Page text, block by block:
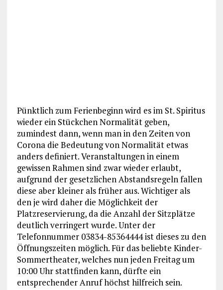
Pünktlich zum Ferienbeginn wird es im St. Spiritus
wieder ein Stückchen Normalität geben,
zumindest dann, wenn man in den Zeiten von
Corona die Bedeutung von Normalität etwas
anders definiert. Veranstaltungen in einem
gewissen Rahmen sind zwar wieder erlaubt,
aufgrund der gesetzlichen Abstandsregeln fallen
diese aber kleiner als früher aus. Wichtiger als
den je wird daher die Möglichkeit der
Platzreservierung, da die Anzahl der Sitzplätze
deutlich verringert wurde. Unter der
Telefonnummer 03834-85364444 ist dieses zu den
Öffnungszeiten möglich. Für das beliebte Kinder-
Sommertheater, welches nun jeden Freitag um
10:00 Uhr stattfinden kann, dürfte ein
entsprechender Anruf höchst hilfreich sein.